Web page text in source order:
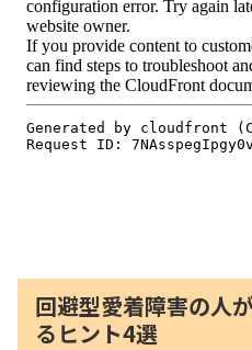
回避型愛着障害の人
るヒント4選